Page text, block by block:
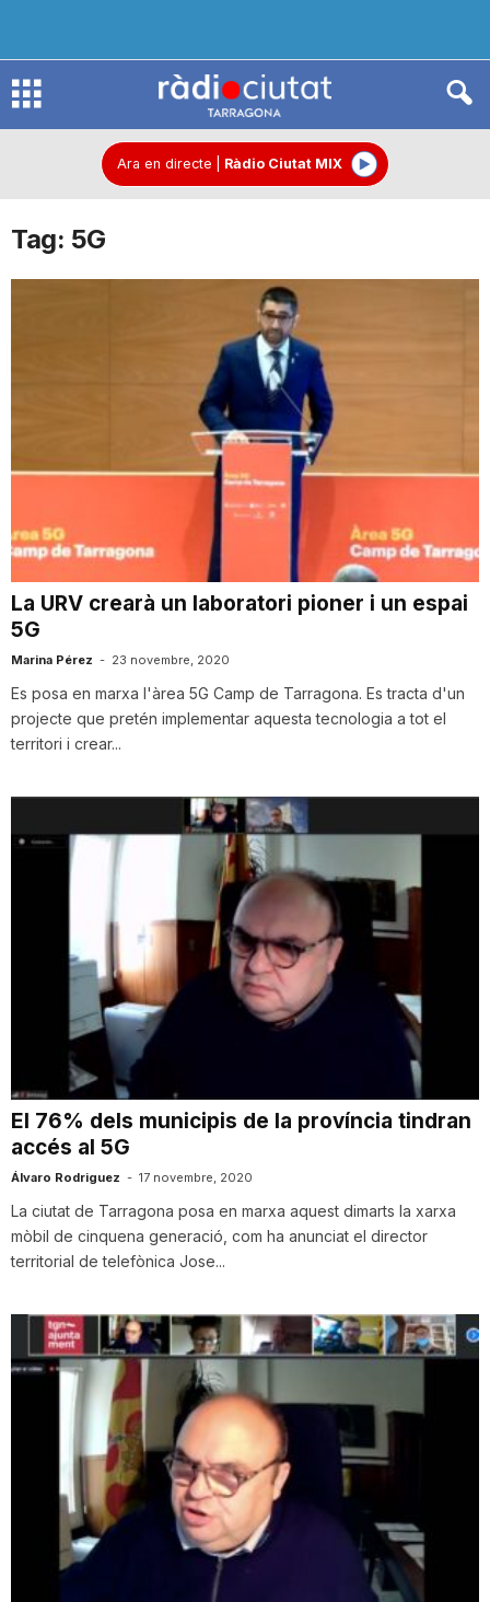
R
d
u
t
a
t
r
r
g
Ara en directe Ràdio Ciutat MIX
Tag: 5G
La URV crearà un laboratori pioner i un espai
5G
Marina Pérez - 23 novembre, 2020
Es posa en marxa l'àrea 5G Camp de Tarragona. Es tracta d'un
projecte que pretén implementar aquesta tecnologia a tot el
territori i crear...
El 76% dels municipis de la província tindran
accés al 5G
Álvaro Rodriguez - 17 novembre, 2020
La ciutat de Tarragona posa en marxa aquest dimarts la xarxa
mòbil de cinquena generació, com ha anunciat el director
territorial de telefònica Jose...